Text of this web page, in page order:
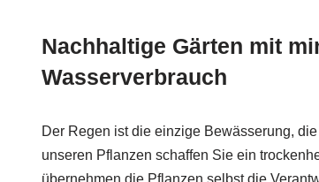
Nachhaltige Gärten mit
Wasserverbrauch
Der Regen ist die einzige Bewässerung,
unseren Pflanzen schaffen Sie ein